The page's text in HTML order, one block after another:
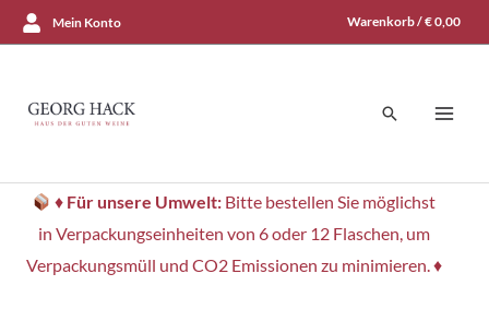
Zum
Inhalt
Mein Konto Warenkorb /€0,00
Suchen
♦ Für unsere Umwelt: Bitte bestellen Sie möglichst
in Verpackungseinheiten von 6 oder 12 Flaschen, um
Verpackungsmüll und CO2 Emissionen zu minimieren. ♦